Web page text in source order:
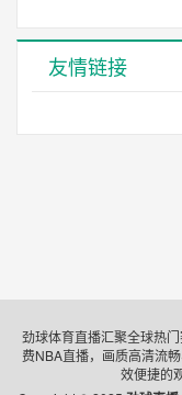
友情链接
劲球体育直播汇聚全球热
费NBA直播，画质高清流
效便捷的